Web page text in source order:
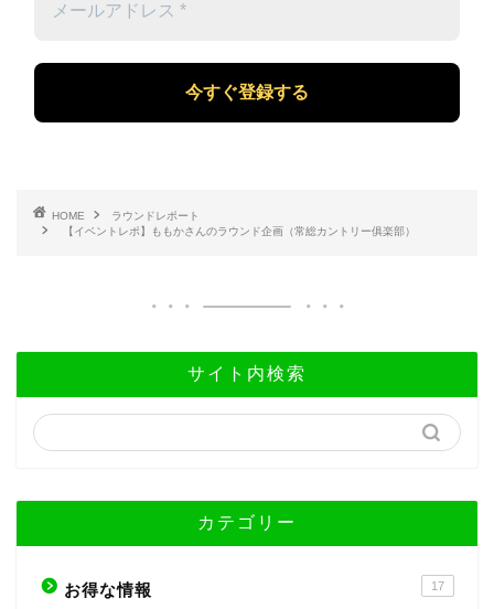
ー
ア
レ
HOME
ラウンドレポート
【イベントレポ】ももかさんのラウンド企画（常総カントリー俱楽部）
サイト内検索
カテゴリー
お得な情報 17